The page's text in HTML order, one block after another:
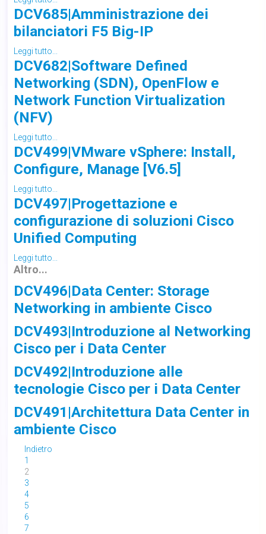
DCV685|Amministrazione dei
bilanciatori F5 Big-IP
Leggi tutto...
DCV682|Software Defined
Networking (SDN), OpenFlow e
Network Function Virtualization
(NFV)
Leggi tutto...
DCV499|VMware vSphere: Install,
Configure, Manage [V6.5]
Leggi tutto...
DCV497|Progettazione e
configurazione di soluzioni Cisco
Unified Computing
Leggi tutto...
Altro...
DCV496|Data Center: Storage
Networking in ambiente Cisco
DCV493|Introduzione al Networking
Cisco per i Data Center
DCV492|Introduzione alle
tecnologie Cisco per i Data Center
DCV491|Architettura Data Center in
ambiente Cisco
Indietro
1
2
3
4
5
6
7